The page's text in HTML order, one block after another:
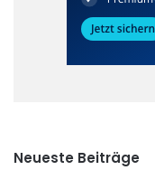
Neueste Beiträge